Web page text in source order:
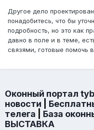
Другое дело
понадобитесь, что бы
подробность, но это как
давно в поле и в теме,
связями, готовые помочь
Оконный портал
новости
телега
База
ВЫСТАВКА